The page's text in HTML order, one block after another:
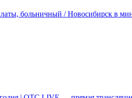
больничный / Новосибирск в